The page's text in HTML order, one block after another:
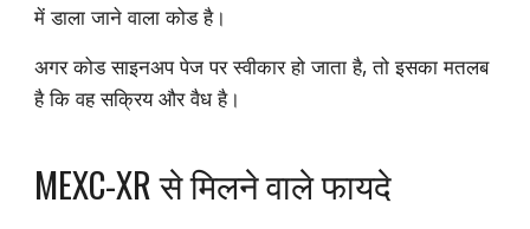
में डाला जाने वाला कोड है।
अगर कोड साइनअप पेज पर स्वीकार हो जाता है, तो इसका मतलब
है कि वह सक्रिय और वैध है।
MEXC-XR से मिलने वाले फायदे